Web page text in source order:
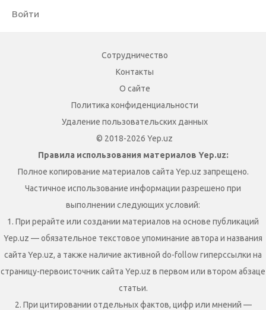
Войти
Сотрудничество
Контакты
О сайте
Политика конфиденциальности
Удаление пользовательских данных
© 2018-2026 Yep.uz
Правила использования материалов Yep.uz:
Полное копирование материалов сайта Yep.uz запрещено.
Частичное использование информации разрешено при
выполнении следующих условий:
1. При рерайте или создании материалов на основе публикаций
Yep.uz — обязательное текстовое упоминание автора и названия
сайта Yep.uz, а также наличие активной do-follow гиперссылки на
страницу-первоисточник сайта Yep.uz в первом или втором абзаце
статьи.
2. При цитировании отдельных фактов, цифр или мнений —